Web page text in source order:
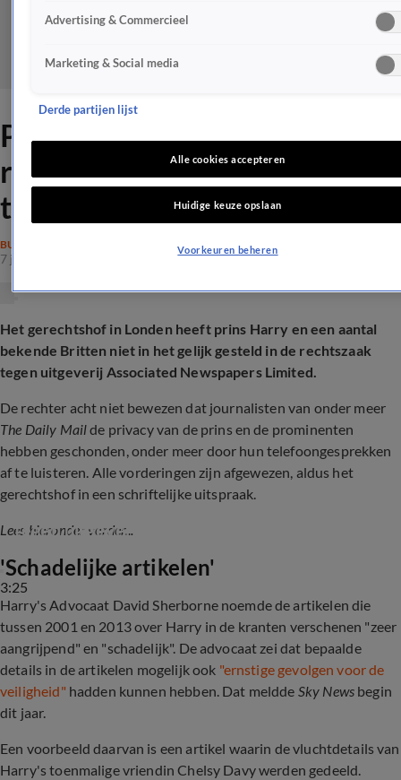
Prins Harry verliest
rechtszaak tegen uitgever
tabloid Daily Mail
BUITENLANDSE ROYALS
7 juli 2026, 15:42
Het gerechtshof in Londen heeft prins Harry en een aantal
bekende Britten niet in het gelijk gesteld in de rechtszaak
tegen uitgeverij Associated Newspapers Limited.
De rechter acht niet bewezen dat journalisten van onder meer
The Daily Mailde privacy van de prins en de prominenten
hebben geschonden, onder meer door hun telefoongesprekken
af te luisteren. Alle vorderingen zijn afgewezen, aldus het
gerechtshof in een schriftelijke uitspraak.
Lees hieronder verder...
3:25
Rechtbank doet uitspraak in Prins Harry-zaak
tegen uitgever The Daily Mail
'Schadelijke artikelen'
Harry's Advocaat David Sherborne noemde de artikelen die
tussen 2001 en 2013 over Harry in de kranten verschenen "zeer
aangrijpend" en "schadelijk". De advocaat zei dat bepaalde
details in de artikelen mogelijk ook "ernstige gevolgen voor de
veiligheid" hadden kunnen hebben. Dat meldde Sky Newsbegin
dit jaar.
Een voorbeeld daarvan is een artikel waarin de vluchtdetails van
Harry's toenmalige vriendin Chelsy Davy werden gedeeld.
Advertising & Commercieel
Marketing & Social media
Derde partijen lijst
Alle cookies accepteren
Huidige keuze opslaan
Voorkeuren beheren